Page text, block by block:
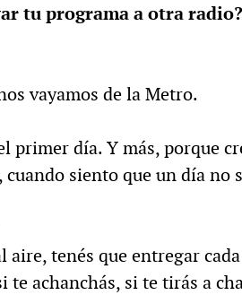
tu programa a otra radio?
vayamos de la Metro.
primer día. Y más, porque
siento que un día no
tenés que entregar
te achanchás, si te tirás a